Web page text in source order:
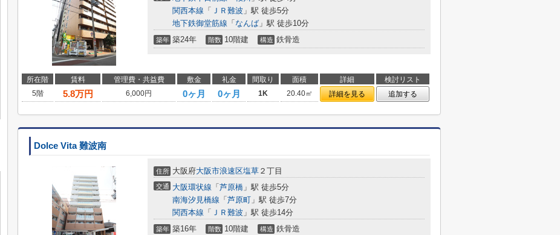
関西本線 「 ＪＲ難波 」駅 徒歩5分
地下鉄御堂筋線 「 なんば 」駅 徒歩10分
築年 築24年 階数 10階建 構造 鉄骨造
所在階 賃料 管理費・共益費 敷金 礼金 間取り 面積 詳細
検討リスト
5階
5.8万円 6,000円 0ヶ月 0ヶ月 1K 20.40㎡ 詳細を見る 追加する
Dolce Vita 難波南
住所 大阪府大阪市浪速区塩草 ２丁目
交通 大阪環状線 「 芦原橋 」駅 徒歩5分
南海汐見橋線 「 芦原町 」駅 徒歩7分
関西本線 「 ＪＲ難波 」駅 徒歩14分
築年 築16年 階数 10階建 構造 鉄骨造